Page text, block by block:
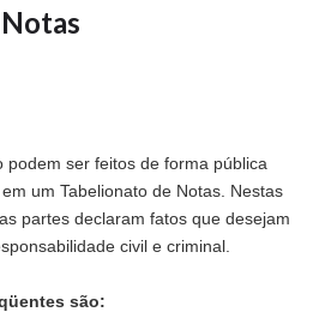
podem ser feitos de forma pública
um Tabelionato de Notas. Nestas
partes declaram fatos que desejam
civil e criminal.
são: